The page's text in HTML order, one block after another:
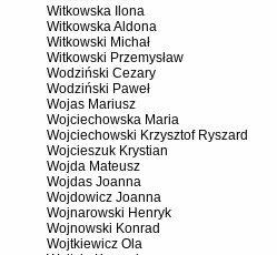
Witkowska Ilona
Witkowska Aldona
Witkowski Michał
Witkowski Przemysław
Wodziński Cezary
Wodziński Paweł
Wojas Mariusz
Wojciechowska Maria
Wojciechowski Krzysztof Ryszard
Wojcieszuk Krystian
Wojda Mateusz
Wojdas Joanna
Wojdowicz Joanna
Wojnarowski Henryk
Wojnowski Konrad
Wojtkiewicz Ola